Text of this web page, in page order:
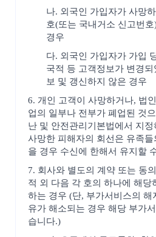
나. 외국인 가입자가 사망
호(또는 국내거소 신고번
경우
다. 외국인 가입자가 가입
국적 등 고객정보가 변경
보 및 갱신하지 않은 경우
6. 개인 고객이 사망하거나, 법
업의 일부나 전부가 폐업된 것
난 및 안전관리기본법에서 지
사망한 피해자의 회선은 유족
을 경우 수신에 한해서 유지할
7. 회사와 별도의 계약 또는 동
적 외 다음 각 호의 하나에 해당
하는 경우 (단, 부가서비스의 해
유가 해소되는 경우 해당 부가
습니다.)